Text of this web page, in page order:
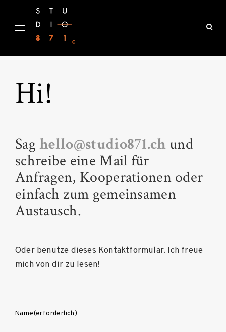
content
Studio 871c
open
Hi!
Sag hello@studio871.chund
schreibe eine Mail für
Anfragen, Kooperationen oder
einfach zum gemeinsamen
Austausch.
Oder benutze dieses Kontaktformular. Ich freue
mich von dir zu lesen!
Name(erforderlich)